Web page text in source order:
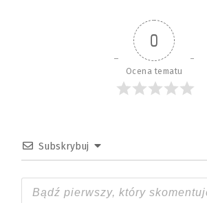
0
Ocena tematu
Subskrybuj